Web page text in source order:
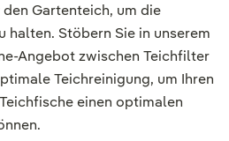
Gartenteich, um die
halten. Stöbern Sie in unserem
Angebot zwischen Teichfilter
Teichreinigung, um Ihren
einen optimalen